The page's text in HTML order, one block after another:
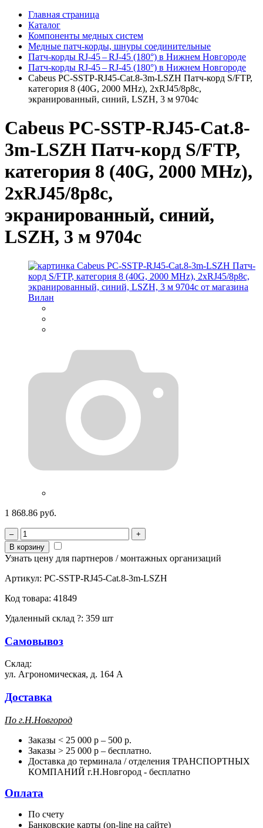
Главная страница
Каталог
Компоненты медных систем
Медные патч-корды, шнуры соединительные
Патч-корды RJ‑45 – RJ‑45 (180°) в Нижнем Новгороде
Патч-корды RJ‑45 – RJ‑45 (180°) в Нижнем Новгороде
Cabeus PC-SSTP-RJ45-Cat.8-3m-LSZH Патч-корд S/FTP,
категория 8 (40G, 2000 MHz), 2xRJ45/8p8c,
экранированный, синий, LSZH, 3 м 9704c
Cabeus PC-SSTP-RJ45-Cat.8-
3m-LSZH Патч-корд S/FTP,
категория 8 (40G, 2000 MHz),
2xRJ45/8p8c,
экранированный, синий,
LSZH, 3 м 9704c
1 868.86 руб.
–
+
В корзину
Узнать цену для партнеров / монтажных организаций
Артикул: PC-SSTP-RJ45-Cat.8-3m-LSZH
Код товара: 41849
Удаленный склад ?: 359 шт
Самовывоз
Склад:
ул. Агрономическая, д. 164 А
Доставка
По г.Н.Новгород
Заказы < 25 000 р – 500 р.
Заказы > 25 000 р – бесплатно.
Доставка до терминала / отделения ТРАНСПОРТНЫХ
КОМПАНИЙ г.Н.Новгород - бесплатно
Оплата
По счету
Банковские карты (on-line на сайте)